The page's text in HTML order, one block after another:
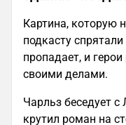
Картина, которую
подкасту
пропадает, и
своими делами.
Чарльз беседует с
крутил роман на